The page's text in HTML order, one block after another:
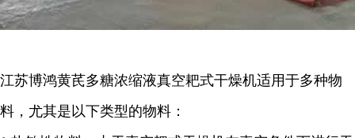
江苏博鸿黄芪多糖浓缩液真空耙式干燥机适用于多种物
料，尤其是以下类型的物料：